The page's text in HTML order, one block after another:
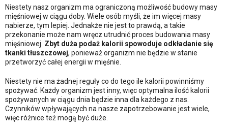
Niestety nasz organizm ma ograniczoną możliwość budowy masy
mięśniowej w ciągu doby. Wiele osób myśli, że im więcej masy
nabierze, tym lepiej. Jednakże nie jest to prawdą, a takie
przekonanie może nam wręcz utrudnić proces budowania masy
mięśniowej. Zbyt duża podaż kalorii spowoduje odkładanie się
tkanki tłuszczowej, ponieważ organizm nie będzie w stanie
przetworzyć całej energii w mięśnie.
Niestety nie ma żadnej reguły co do tego ile kalorii powinniśmy
spożywać. Każdy organizm jest inny, więc optymalna ilość kalorii
spożywanych w ciągu dnia będzie inna dla każdego z nas.
Czynników wpływających na nasze zapotrzebowanie jest wiele,
więc różnice też mogą być duże.